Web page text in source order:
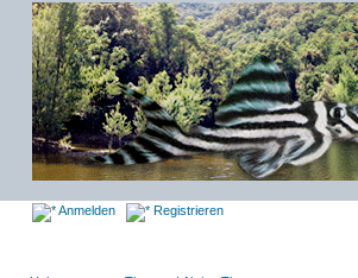
Anmelden Registrieren